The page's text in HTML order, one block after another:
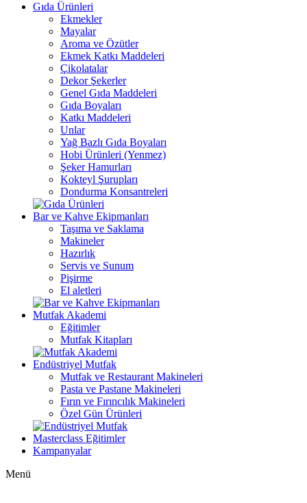
Gıda Ürünleri
Ekmekler
Mayalar
Aroma ve Özütler
Ekmek Katkı Maddeleri
Çikolatalar
Dekor Şekerler
Genel Gıda Maddeleri
Gıda Boyaları
Katkı Maddeleri
Unlar
Yağ Bazlı Gıda Boyaları
Hobi Ürünleri (Yenmez)
Şeker Hamurları
Kokteyl Şurupları
Dondurma Konsantreleri
Bar ve Kahve Ekipmanları
Taşıma ve Saklama
Makineler
Hazırlık
Servis ve Sunum
Pişirme
El aletleri
Mutfak Akademi
Eğitimler
Mutfak Kitapları
Endüstriyel Mutfak
Mutfak ve Restaurant Makineleri
Pasta ve Pastane Makineleri
Fırın ve Fırıncılık Makineleri
Özel Gün Ürünleri
Masterclass Eğitimler
Kampanyalar
Menü